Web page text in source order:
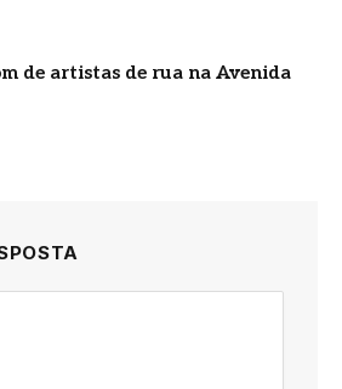
de artistas de rua na Avenida